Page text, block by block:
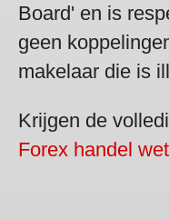
Board' en is
geen
makelaar die is
Krijgen de
Forex handel